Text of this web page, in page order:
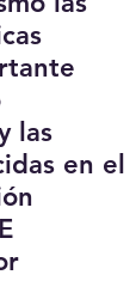
las
en el